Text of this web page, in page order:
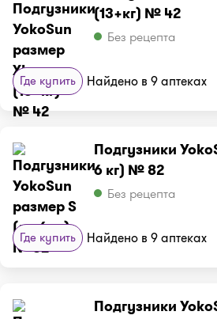
(13+кг) № 42
Без рецепта
Где купить Найдено в 9 аптеках
Подгузники
6 кг) № 82
Без рецепта
Где купить Найдено в 9 аптеках
Подгузники